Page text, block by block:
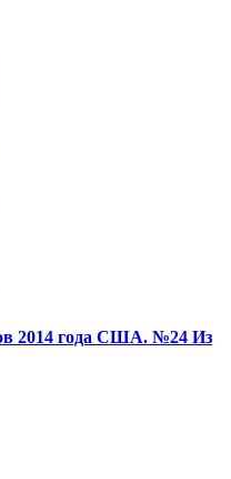
2014 года США. №24 Из